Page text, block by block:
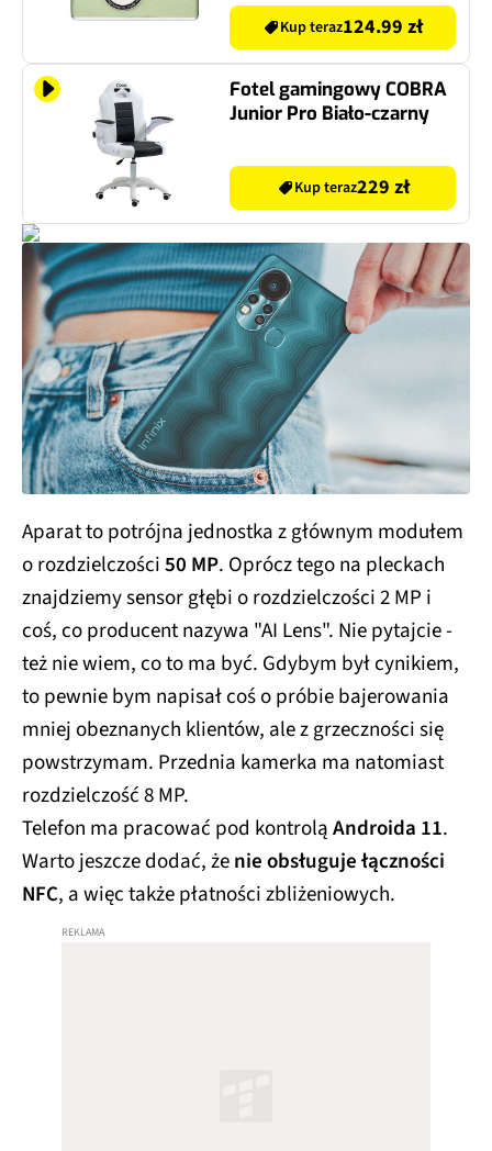
Kup teraz124.99 zł
Fotel gamingowy COBRA
Junior Pro Biało-czarny
Kup teraz229 zł
Aparat to potrójna jednostka z głównym modułem
o rozdzielczości50 MP. Oprócz tego na pleckach
znajdziemy sensor głębi o rozdzielczości 2 MP i
coś, co producent nazywa "AI Lens". Nie pytajcie -
też nie wiem, co to ma być. Gdybym był cynikiem,
to pewnie bym napisał coś o próbie bajerowania
mniej obeznanych klientów, ale z grzeczności się
powstrzymam. Przednia kamerka ma natomiast
rozdzielczość 8 MP.
Telefon ma pracować pod kontroląAndroida 11.
Warto jeszcze dodać, żenie obsługuje łączności
NFC, a więc także płatności zbliżeniowych.